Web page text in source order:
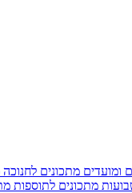
ומועדים מתכונים לחנוכה
מתכונים לתוספות